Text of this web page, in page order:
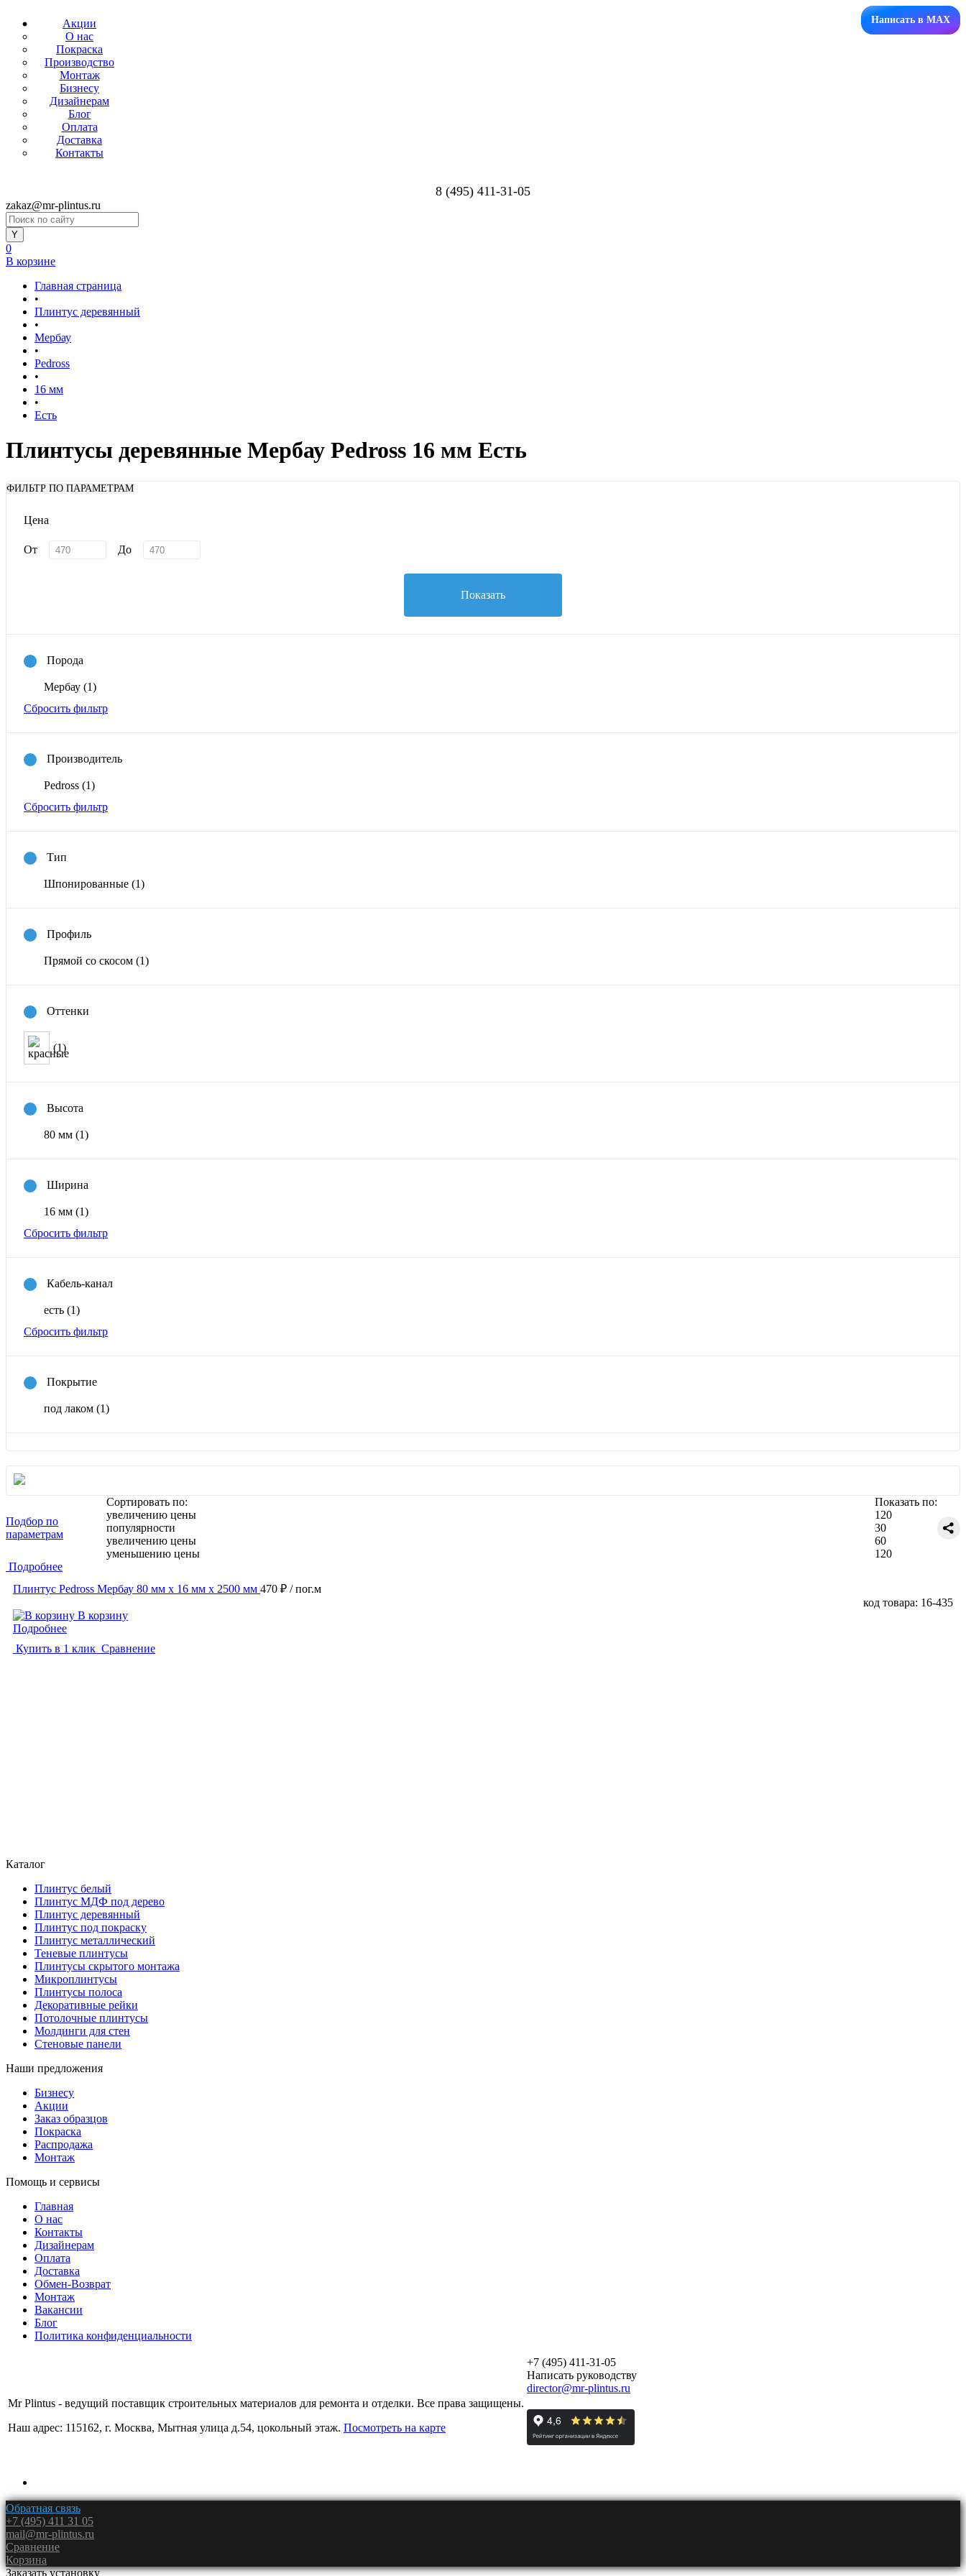
Акции
О нас
Покраска
Производство
Монтаж
Бизнесу
Дизайнерам
Блог
Оплата
Доставка
Контакты
Написать в MAX
8 (495) 411-31-05
zakaz@mr-plintus.ru
0
В корзине
Главная страница
•
Плинтус деревянный
•
Мербау
•
Pedross
•
16 мм
•
Есть
Плинтусы деревянные Мербау Pedross 16 мм Есть
ФИЛЬТР ПО ПАРАМЕТРАМ
Цена
От До
Показать
Порода
Мербау (1)
Сбросить фильтр
Производитель
Pedross (1)
Сбросить фильтр
Тип
Шпонированные (1)
Профиль
Прямой со скосом (1)
Оттенки
(1)
Высота
80 мм (1)
Ширина
16 мм (1)
Сбросить фильтр
Кабель-канал
есть (1)
Сбросить фильтр
Покрытие
под лаком (1)
Подбор по
параметрам
Сортировать по:
увеличению цены
популярности
увеличению цены
уменьшению цены
Показать по:
120
30
60
120
Подробнее
Плинтус Pedross Мербау 80 мм х 16 мм х 2500 мм 470 ₽ / пог.м
код товара: 16-435
В корзину
Подробнее
Купить в 1 клик Сравнение
Каталог
Плинтус белый
Плинтус МДФ под дерево
Плинтус деревянный
Плинтус под покраску
Плинтус металлический
Теневые плинтусы
Плинтусы скрытого монтажа
Микроплинтусы
Плинтусы полоса
Декоративные рейки
Потолочные плинтусы
Молдинги для стен
Стеновые панели
Наши предложения
Бизнесу
Акции
Заказ образцов
Покраска
Распродажа
Монтаж
Помощь и сервисы
Главная
О нас
Контакты
Дизайнерам
Оплата
Доставка
Обмен-Возврат
Монтаж
Вакансии
Блог
Политика конфиденциальности
Mr Plintus - ведущий поставщик строительных материалов для ремонта и отделки. Все права защищены.
Наш адрес: 115162, г. Москва, Мытная улица д.54, цокольный этаж. Посмотреть на карте
+7 (495) 411-31-05
Написать руководству
director@mr-plintus.ru
Обратная связь
+7 (495) 411 31 05
mail@mr-plintus.ru
Сравнение
Корзина
Заказать установку